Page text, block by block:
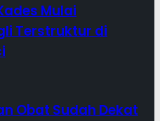
Mulai
Terstruktur di
Obat Sudah Dekat